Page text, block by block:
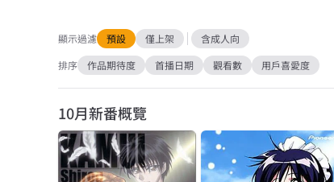
顯示過濾 預設 僅上架 含成人向
排序
作品期待度 首播日期 觀看數 用戶喜愛度
10月新番概覽